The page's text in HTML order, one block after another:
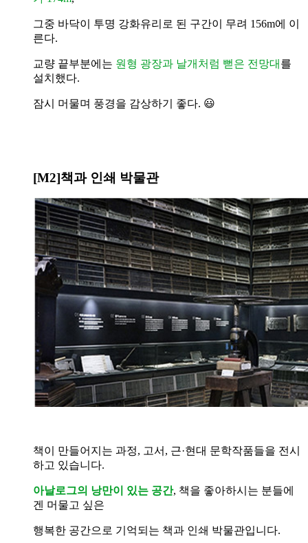
그중 바닥이 투명 강화유리로 된 구간이 무려 156m에 이
른다.
교량 끝부분에는 원형 광장과 날개처럼 뻗은 전망대 를
설치했다.
잠시 머물며 풍경을 감상하기 좋다. 😃
[M2]책과 인쇄 박물관
책이 만들어지는 과정, 고서, 근·현대 문학작품들을 전시
하고 있습니다.
아날로그의 낭만이 있는 공간, 책을 좋아하시는 분들에
겐 머물고 싶은
행복한 공간으로 기억되는 책과 인쇄 박물관입니다.